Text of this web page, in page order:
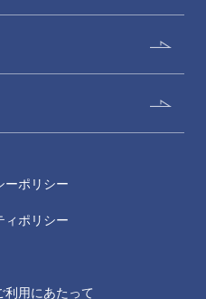
ーポリシー
ィポリシー
利用にあたって